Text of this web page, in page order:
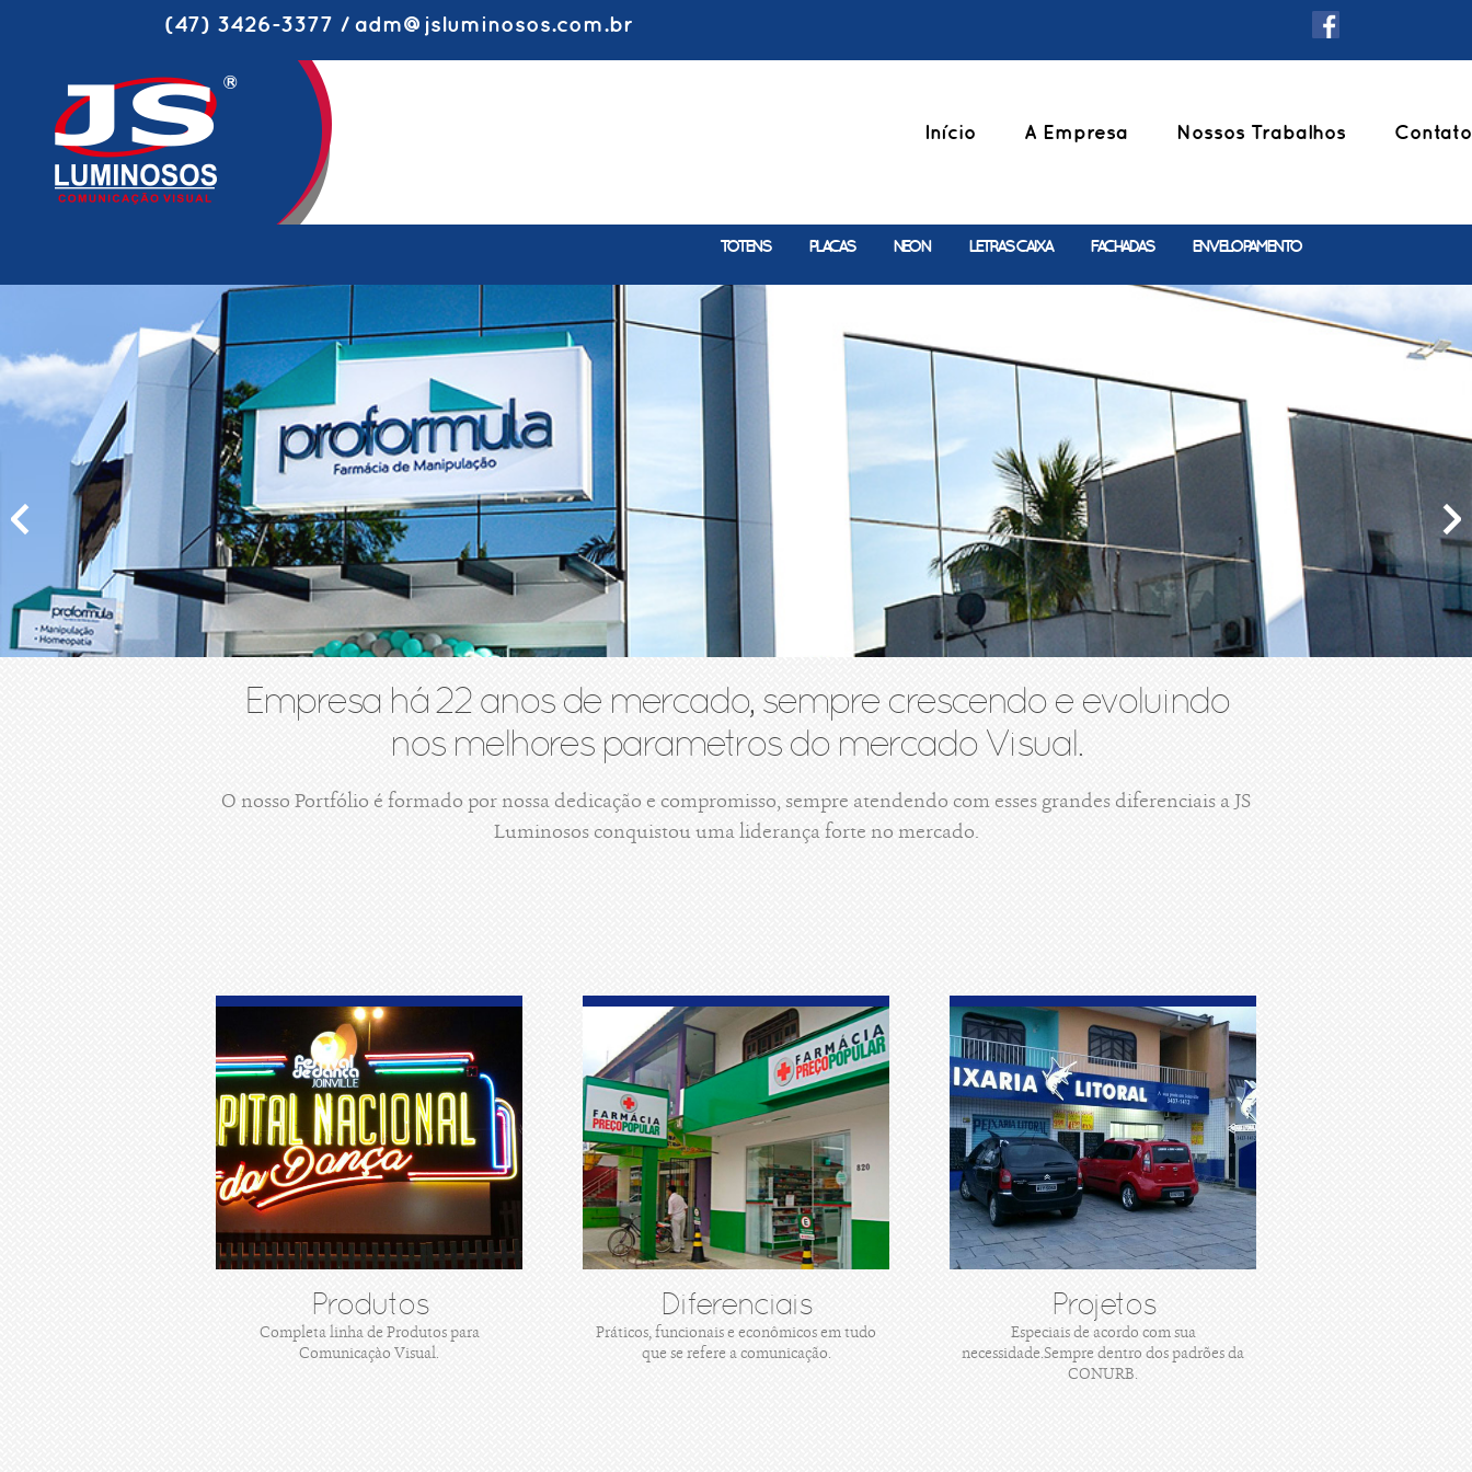
(47) 3426-3377 / adm@jsluminosos.com.br
Início A Empresa Nossos Trabalhos Contato
ENVELOPAMENTO
FACHADAS
LETRAS CAIXA
NEON
PLACAS
TOTENS
Empresa há 22 anos de mercado, sempre crescendo e evoluindo
nos melhores parametros do mercado Visual.
O nosso Portfólio é formado por nossa dedicação e compromisso, sempre atendendo com esses grandes diferenciais a JS
Luminosos conquistou uma liderança forte no mercado.
Produtos
Completa linha de Produtos para
Comunicaçào Visual.
Diferenciais
Práticos, funcionais e econômicos em tudo
que se refere a comunicação.
Projetos
Especiais de acordo com sua
necessidade.Sempre dentro dos padrões da
CONURB.